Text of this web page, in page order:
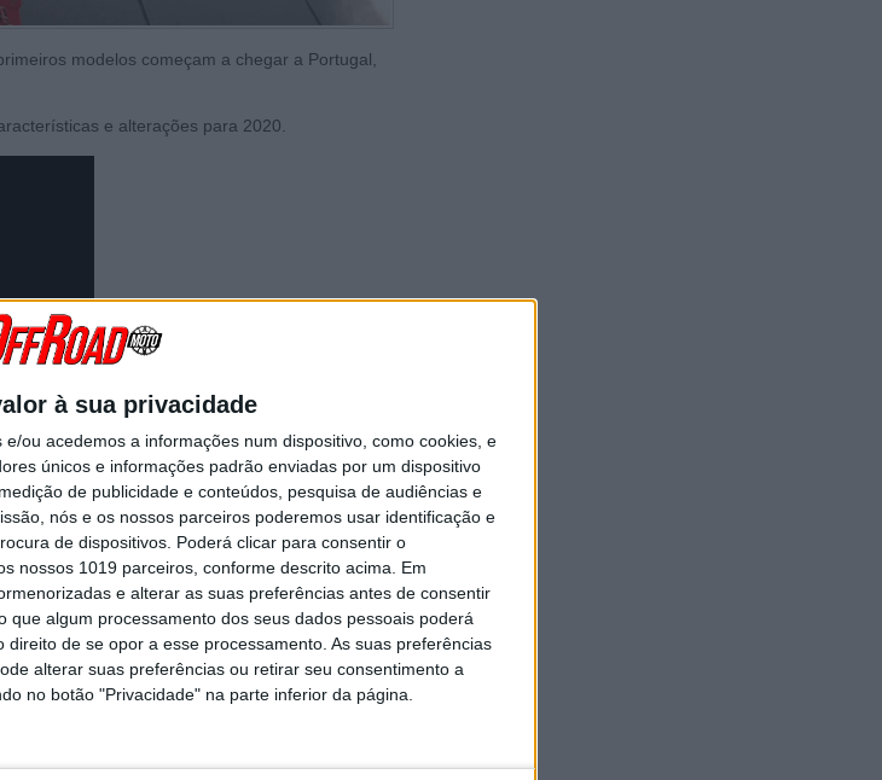
à sua privacidade
e/ou acedemos a informações num dispositivo, como cookies, e
únicos e informações padrão enviadas por um dispositivo
de publicidade e conteúdos, pesquisa de audiências e
nós e os nossos parceiros poderemos usar identificação e
de dispositivos. Poderá clicar para consentir o
nossos 1019 parceiros, conforme descrito acima. Em
e alterar as suas preferências antes de consentir
que algum processamento dos seus dados pessoais poderá
de se opor a esse processamento. As suas preferências
alterar suas preferências ou retirar seu consentimento a
no botão "Privacidade" na parte inferior da página.
modelos começam a chegar a Portugal,
e alterações para 2020.